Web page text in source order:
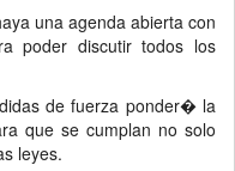
una agenda abierta con
poder discutir todos los
de fuerza ponder� la
que se cumplan no solo
leyes.